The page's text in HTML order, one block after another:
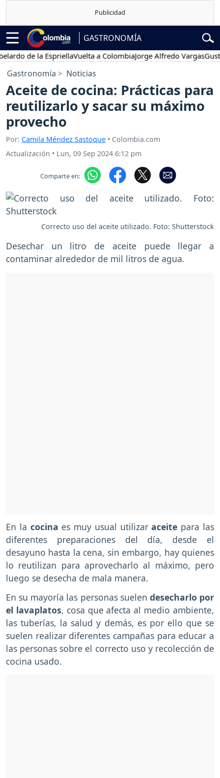
GASTRONOMÍA
de la EspriellaVuelta a ColombiaJorge Alfredo Vargas
Gastronomía Noticias
Aceite de cocina: Prácticas para
reutilizarlo y sacar su máximo
provecho
Por: Camila Méndez Sastoque • Colombia.com
Actualización • Lun, 09 Sep 2024 6:12 pm
Comparte en:
Correcto uso del aceite utilizado. Foto: Shutterstock
Desechar un litro de aceite puede llegar a
contaminar alrededor de mil litros de agua.
En la cocina es muy usual utilizaraceite para las
diferentes preparaciones del día, desde el
desayuno hasta la cena, sin embargo, hay quienes
lo reutilizan para aprovecharlo al máximo, pero
luego se desecha de mala manera.
En su mayoría las personas suelen desecharlo por
el lavaplatos, cosa que afecta al medio ambiente,
las tuberías, la salud y demás, es por ello que se
suelen realizar diferentes campañas para educar a
las personas sobre el correcto uso y recolección de
cocina usado.